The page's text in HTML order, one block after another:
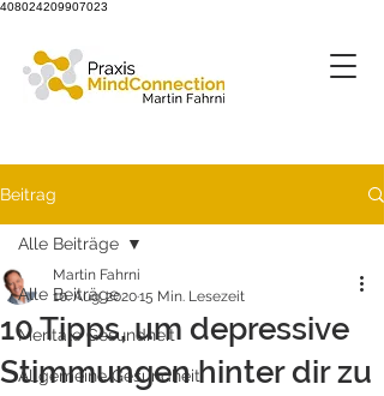
408024209907023
Beitrag
Alle Beiträge
Mentale Gesundheit
Allgemeine Gesundheit
Alle Beiträge
10 Tipps, um depressive
Stimmungen hinter dir zu
Martin Fahrni
10. Aug. 202015 Min. Lesezeit